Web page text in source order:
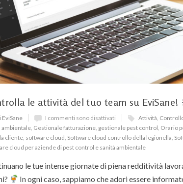
le attività del tuo team su EviSane!
EviSane I commenti sono disattivati Attività
ambientale Gestionale fatturazione gestionale pest control Orario
cliente software cloud Software cloud controllo della legionella
cloud per aziende di pest control e sanità ambientale
le tue intense giornate di piena redditività
In ogni caso, sappiamo che adori essere